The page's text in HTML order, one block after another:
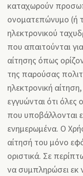
καταχωρούν
ονοματεπώνυμο (ή
ηλεκτρονικού
που απαιτούνται
αίτησης όπως
της παρούσας
ηλεκτρονική
εγγυώνται ότι όλες
που υποβάλλονται
ενημερωμένα. Ο
αίτησή του μόνο
οριστικά. Σε
να συμπληρώσει εκ